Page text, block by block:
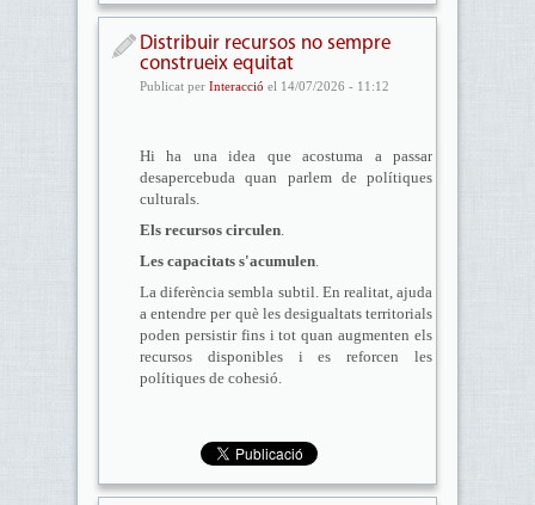
Distribuir recursos no sempre
construeix equitat
Publicat per Interacció el 14/07/2026 - 11:12
Hi ha una idea que acostuma a passar
desapercebuda quan parlem de polítiques
culturals.
Els recursos circulen.
Les capacitats s'acumulen.
La diferència sembla subtil. En realitat, ajuda
a entendre per què les desigualtats territorials
poden persistir fins i tot quan augmenten els
recursos disponibles i es reforcen les
polítiques de cohesió.